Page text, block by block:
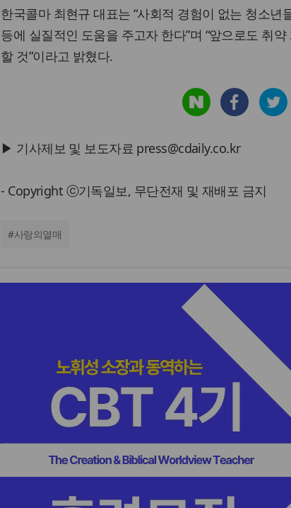
한국콜마 최현규 대표는 “사회적 경험이 없는 청소년
등에 실질적인 도움을 주고자 한다”며 “앞으로도 취
할 것”이라고 밝혔다.
▶ 기사제보 및 보도자료 press@cdaily.co.kr
- Copyright ⓒ기독일보, 무단전재 및 재배포 금지
#사랑의열매